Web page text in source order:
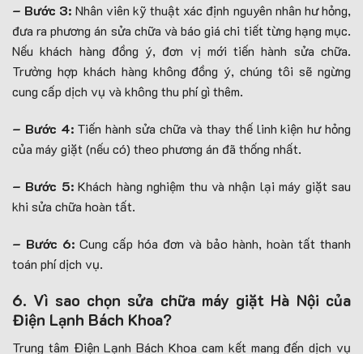
– Bước 3: Nhân viên kỹ thuật xác định nguyên nhân hư hỏng,
đưa ra phương án sửa chữa và báo giá chi tiết từng hạng mục.
Nếu khách hàng đồng ý, đơn vị mới tiến hành sửa chữa.
Trường hợp khách hàng không đồng ý, chúng tôi sẽ ngừng
cung cấp dịch vụ và không thu phí gì thêm.
– Bước 4: Tiến hành sửa chữa và thay thế linh kiện hư hỏng
của máy giặt (nếu có) theo phương án đã thống nhất.
– Bước 5:Khách hàng nghiệm thu và nhận lại máy giặt sau
khi sửa chữa hoàn tất.
– Bước 6: Cung cấp hóa đơn và bảo hành, hoàn tất thanh
toán phí dịch vụ.
6. Vì sao chọn sửa chữa máy giặt Hà Nội của
Điện Lạnh Bách Khoa?
Trung tâm Điện Lạnh Bách Khoa cam kết mang đến dịch vụ